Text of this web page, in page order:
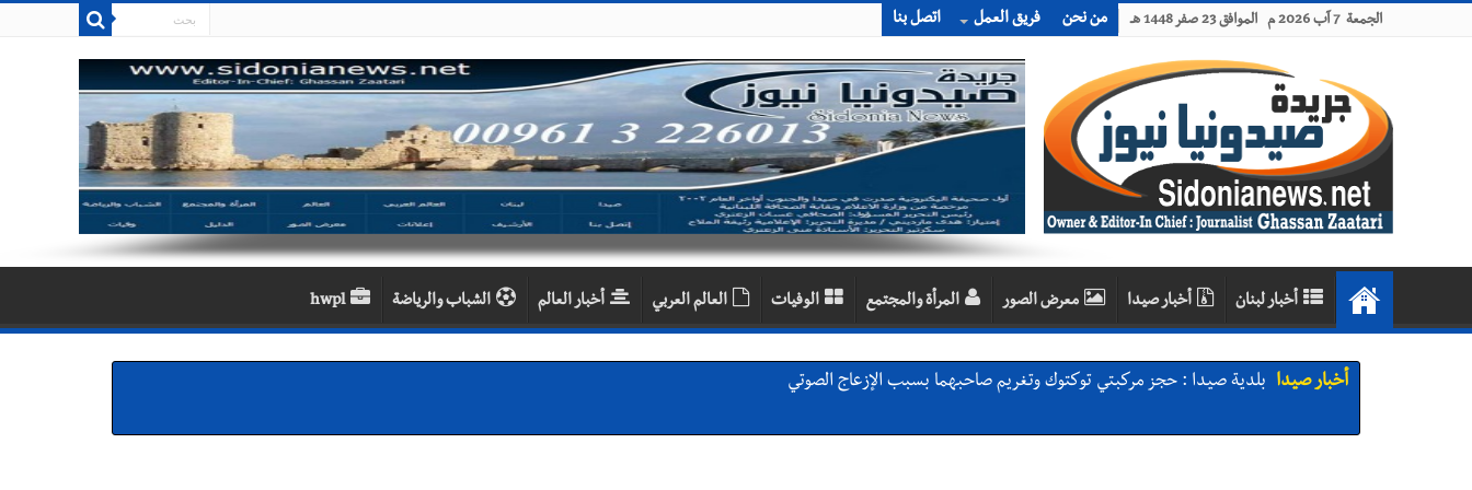
الجمعة 7 آب 2026 م الموافق 23 صفر 1448 هـ من نحن فريق العمل اتصل بنا
أخبار لبنان أخبار صيدا معرض الصور المرأة والمجتمع الوفيات العالم العربي أخبار العالم الشباب والرياضة hwpl
أخبار صيدا بلدية صيدا : حجز مركبتي توكتوك وتغريم صاحبهما بسبب الإزعاج الصوتي